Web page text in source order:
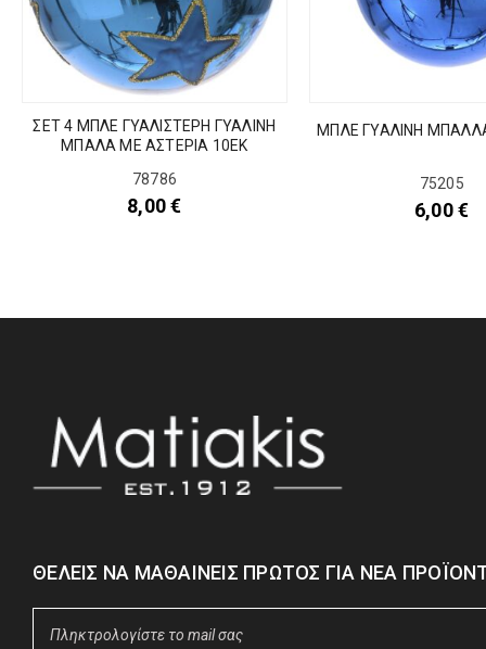
ΣΕΤ 4 ΜΠΛΕ ΓΥΑΛΙΣΤΕΡΗ ΓΥΑΛΙΝΗ
ΜΠΑΛΑ ΜΕ ΑΣΤΕΡΙΑ 10ΕΚ
78786
8,00€
ΜΠΛΕ ΓΥΑΛΙΝΗ
75205
6,00€
ΘΈΛΕΙΣ ΝΑ ΜΑΘΑΊΝΕΙΣ ΠΡΏΤΟΣ ΓΙΑ ΝΈΑ